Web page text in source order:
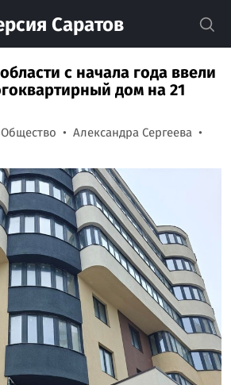
Саратов
с начала года ввели
дом на 21
Общество
Александра Сергеева